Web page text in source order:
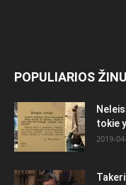
POPULIARIOS
tokie
2019-